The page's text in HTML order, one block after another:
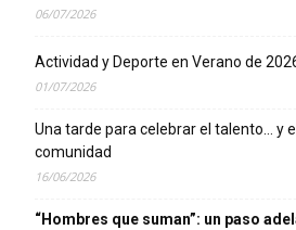
06/07/2026
Actividad y Deporte en Verano de
01/07/2026
Una tarde para celebrar el talento… y
comunidad
16/06/2026
“Hombres que suman”: un paso